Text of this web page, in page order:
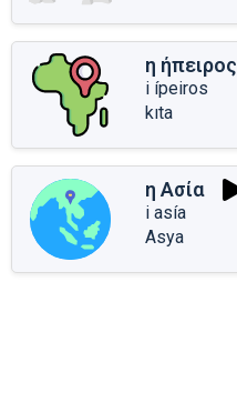
η ήπειρος
i ípeiros
kıta
η Ασία
i asía
Asya